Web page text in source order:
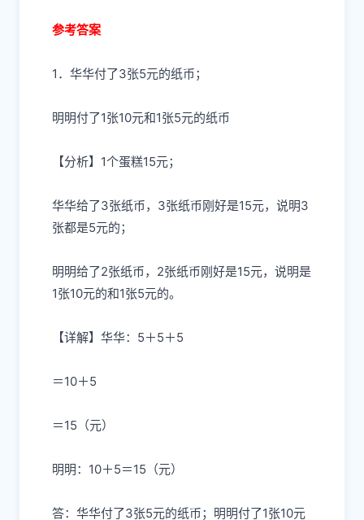
参考答案
1．华华付了3张5元的纸币；
明明付了1张10元和1张5元的纸币
【分析】1个蛋糕15元；
华华给了3张纸币，3张纸币刚好是15元，说明3
张都是5元的；
明明给了2张纸币，2张纸币刚好是15元，说明是
1张10元的和1张5元的。
【详解】华华：5＋5＋5
＝10＋5
＝15（元）
明明：10＋5＝15（元）
答：华华付了3张5元的纸币；明明付了1张10元